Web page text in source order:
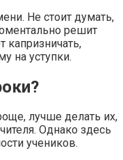
Не стоит думать,
решит
капризничать,
на уступки.
лучше делать их,
Однако здесь
учеников.